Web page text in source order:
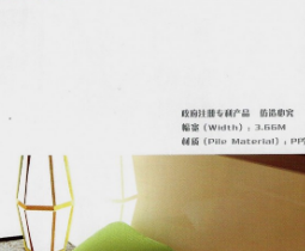
合家歡01系列
ZOOM